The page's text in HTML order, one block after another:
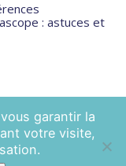
: astuces et
©
garantir la
votre visite,